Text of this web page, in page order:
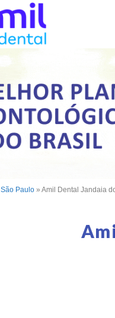
São Paulo » Amil Dental Jandaia